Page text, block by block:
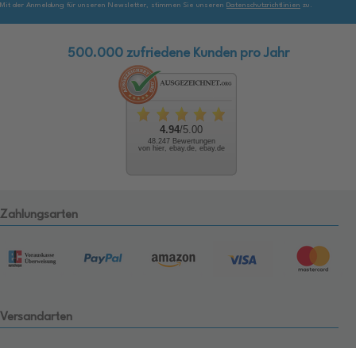
Mit der Anmeldung für unseren Newsletter, stimmen Sie unseren Datenschutzrichtlinien zu.
500.000 zufriedene Kunden pro Jahr
4.94/5.00
48.247 Bewertungen
von hier, ebay.de, ebay.de
Zahlungsarten
Versandarten